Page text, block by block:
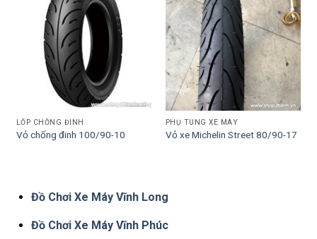
LỐP CHỐNG ĐINH
Vỏ chống đinh 100/90-10
PHỤ TÙNG XE MÁY
Vỏ xe Michelin Street 80/90-17
Đồ Chơi Xe Máy Vĩnh Long
Đồ Chơi Xe Máy Vĩnh Phúc